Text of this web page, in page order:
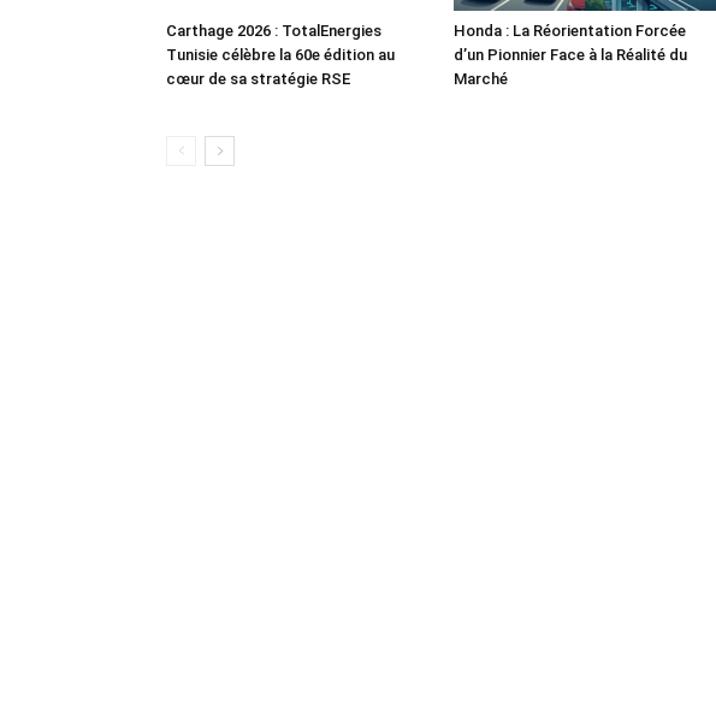
Carthage 2026 : TotalEnergies
Tunisie célèbre la 60e édition au
cœur de sa stratégie RSE
Honda : La Réorientation Forcée
d’un Pionnier Face à la Réalité du
Marché